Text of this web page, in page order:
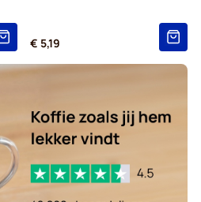
€ 5,19